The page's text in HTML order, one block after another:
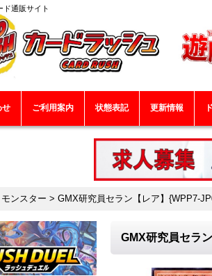
通販サイト
せ ご利用案内 状態表記 更新情報
モンスター > GMX研究員セラン【レア】{WPP7-
GMX研究員セラ